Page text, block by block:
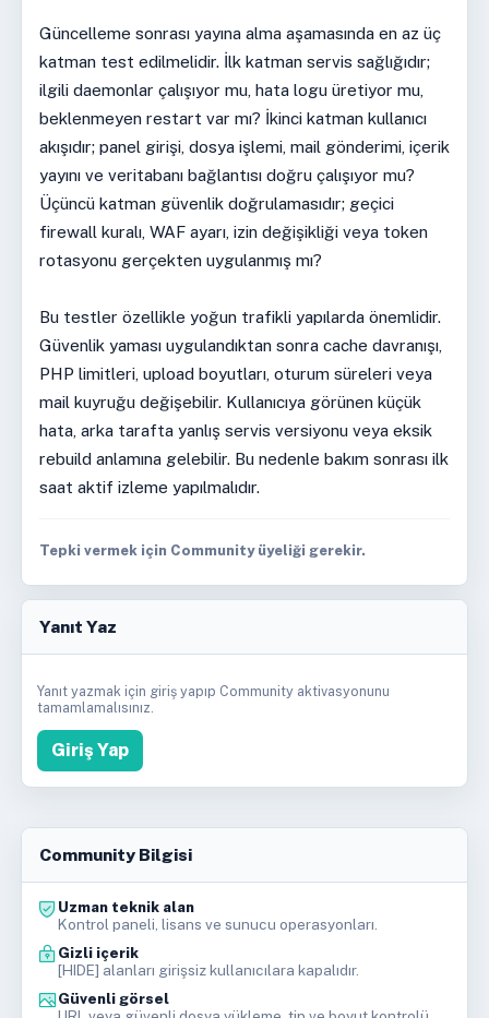
Güncelleme sonrası yayına alma aşamasında en az üç
katman test edilmelidir. İlk katman servis sağlığıdır;
ilgili daemonlar çalışıyor mu, hata logu üretiyor mu,
beklenmeyen restart var mı? İkinci katman kullanıcı
akışıdır; panel girişi, dosya işlemi, mail gönderimi, içerik
yayını ve veritabanı bağlantısı doğru çalışıyor mu?
Üçüncü katman güvenlik doğrulamasıdır; geçici
firewall kuralı, WAF ayarı, izin değişikliği veya token
rotasyonu gerçekten uygulanmış mı?
Bu testler özellikle yoğun trafikli yapılarda önemlidir.
Güvenlik yaması uygulandıktan sonra cache davranışı,
PHP limitleri, upload boyutları, oturum süreleri veya
mail kuyruğu değişebilir. Kullanıcıya görünen küçük
hata, arka tarafta yanlış servis versiyonu veya eksik
rebuild anlamına gelebilir. Bu nedenle bakım sonrası ilk
saat aktif izleme yapılmalıdır.
Tepki vermek için Community üyeliği gerekir.
Yanıt Yaz
Yanıt yazmak için giriş yapıp Community aktivasyonunu
tamamlamalısınız.
Giriş Yap
Community Bilgisi
Uzman teknik alan
Kontrol paneli, lisans ve sunucu operasyonları.
Gizli içerik
[HIDE] alanları girişsiz kullanıcılara kapalıdır.
Güvenli görsel